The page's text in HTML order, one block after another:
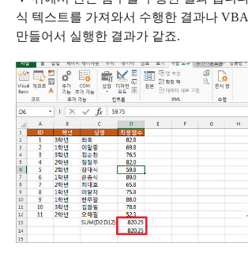
식 텍스트를 가져와서 수행한 결과나 VBA
만들어서 실행한 결과가 같죠.